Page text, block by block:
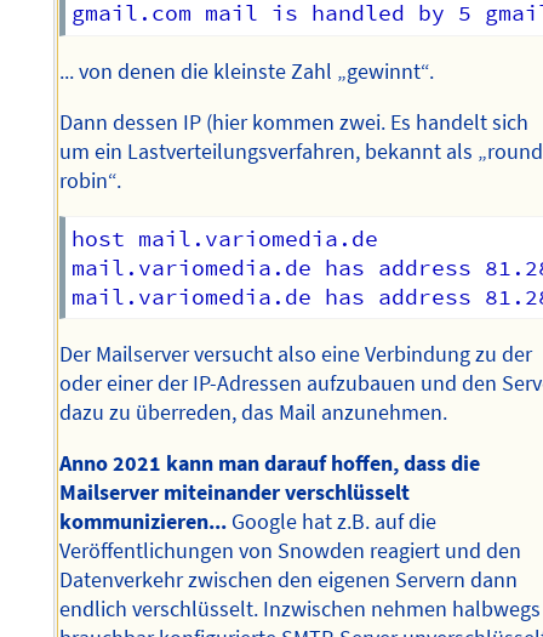
... von denen die kleinste Zahl „gewinnt“.
Dann dessen IP (hier kommen zwei. Es handelt sich
um ein Lastverteilungsverfahren, bekannt als „round
robin“.
host mail.variomedia.de
mail.variomedia.de has address
Der Mailserver versucht also eine Verbindung zu der
oder einer der IP-Adressen aufzubauen und den
dazu zu überreden, das Mail anzunehmen.
Anno 2021 kann man darauf hoffen, dass die
Mailserver miteinander verschlüsselt
kommunizieren... Google hat z.B. auf die
Veröffentlichungen von Snowden reagiert und den
Datenverkehr zwischen den eigenen Servern dann
endlich verschlüsselt. Inzwischen nehmen halbwegs